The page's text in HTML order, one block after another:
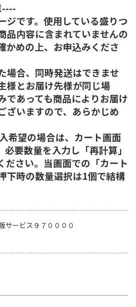
----
ジです。使用している盛りつ
品内容に含まれていませんの
かめの上、お申込みくださ
場合、同時発送はできませ
様とお届け先様が同じ場
であっても商品によりお届け
ざいますので、あらかじめ
希望の場合は、カート画面
要数量を入力し「再計算」
ださい。当画面での「カート
下時の数量選択は1個で結構
サービス９７００００